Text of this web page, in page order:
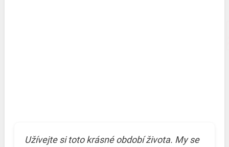
Užívejte si toto krásné období života. My se